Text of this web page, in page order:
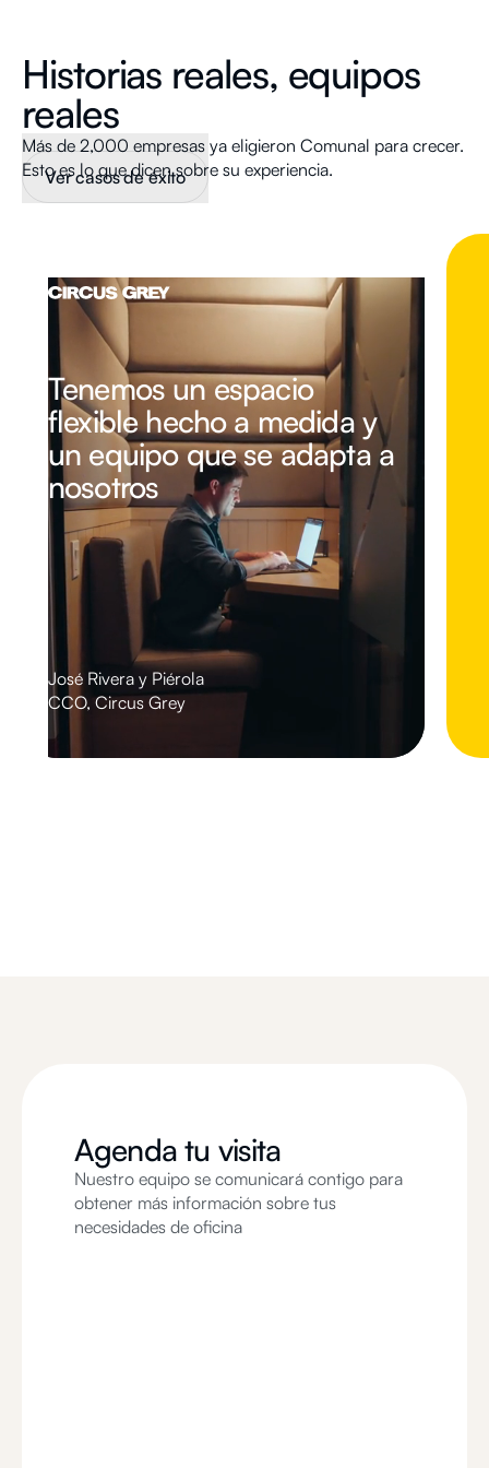
Historias reales, equipos
reales
Más de 2,000 empresas ya eligieron Comunal para crecer.
Esto es lo que dicen sobre su experiencia.
Ver casos de éxito
Tenemos un espacio
flexible hecho a medida y
un equipo que se adapta a
nosotros
José Rivera y Piérola
CCO, Circus Grey
Agenda tu visita
Nuestro equipo se comunicará contigo para
obtener más información sobre tus
necesidades de oficina